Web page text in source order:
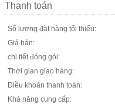
Thanh toán
Số lượng đặt hàng tối thiểu:
Giá bán:
chi tiết đóng gói:
Thời gian giao hàng:
Điều khoản thanh toán:
Khả năng cung cấp: